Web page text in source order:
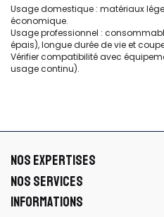
Usage domestique : matériaux
économique.
Usage professionnel :
épais), longue durée de vie et
Vérifier compatibilité avec
usage continu).
NOS EXPERTISES
NOS SERVICES
INFORMATIONS